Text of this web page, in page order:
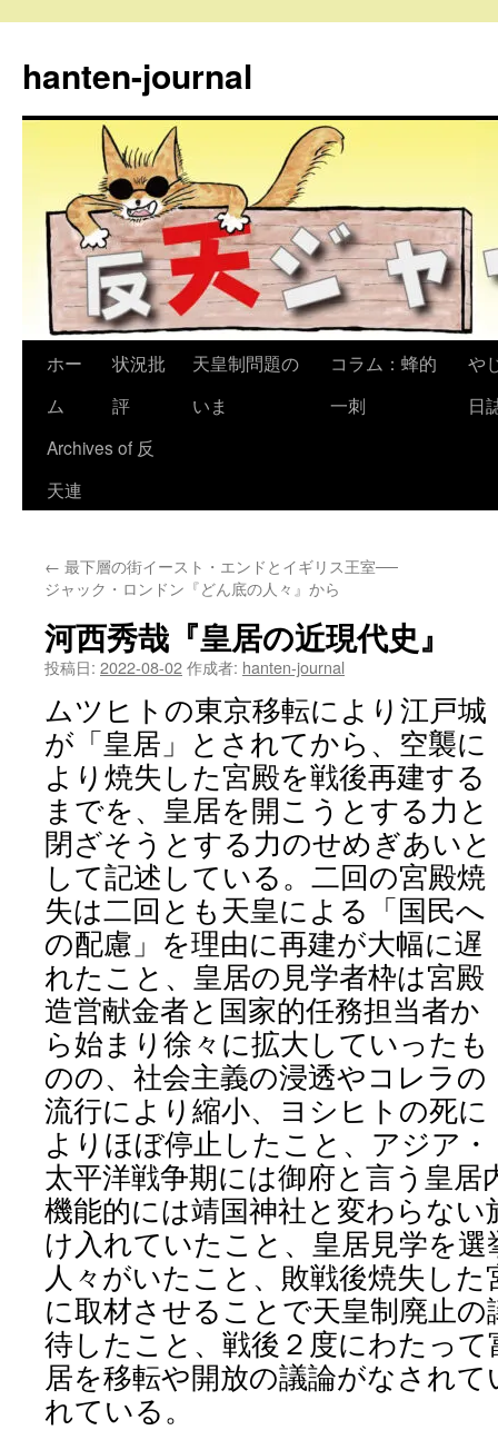
テ
ン
hanten-journal
ホー
ム
状況批
評
天皇制問題の
いま
コラム：蜂的
一刺
や
日
Archives of 反
天連
← 最下層の街イースト・エンドとイギリス王室──
ジャック・ロンドン『どん底の人々』から
河西秀哉『皇居の近現代史』
投稿日: 2022-08-02作成者: hanten-journal
ムツヒトの東京移転により江戸城
が「皇居」とされてから、空襲に
より焼失した宮殿を戦後再建する
までを、皇居を開こうとする力と
閉ざそうとする力のせめぎあいと
して記述している。二回の宮殿焼
失は二回とも天皇による「国民へ
の配慮」を理由に再建が大幅に遅
れたこと、皇居の見学者枠は宮殿
造営献金者と国家的任務担当者か
ら始まり徐々に拡大していったも
のの、社会主義の浸透やコレラの
流行により縮小、ヨシヒトの死に
よりほぼ停止したこと、アジア・
太平洋戦争期には御府と言う皇居
機能的には靖国神社と変わらな
け入れていたこと、皇居見学を
人々がいたこと、敗戦後焼失し
に取材させることで天皇制廃止
待したこと、戦後２度にわたっ
居を移転や開放の議論がなされ
れている。